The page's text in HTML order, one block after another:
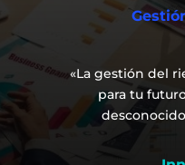
«La gestión del
para tu